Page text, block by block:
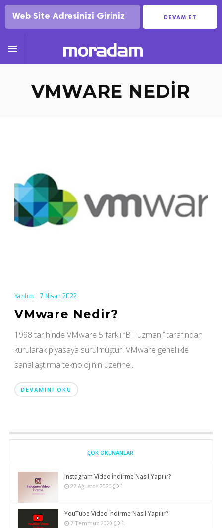
DEVAM ET

VMWARE NEDIR
Yazılım 7 Nisan 2022
VMware Nedir?
1998 tarihinde VMware 5 farklı ‘’BT uzmanı’’ tarafından
kurularak piyasaya sürülmüştür. VMware genellikle
sanallaştırma teknolojinin üzerine...
DEVAMINI OKU
ÇOK OKUNANLAR
Instagram Video İndirme Nasıl Yapılır?
27 Ağustos 2020 1
YouTube Video İndirme Nasıl Yapılır?
7 Temmuz 2020 1